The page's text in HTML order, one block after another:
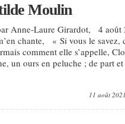
Moulin
Anne-Laure Girardot, 4 août
chante, « Si vous le savez,
comment elle s’appelle,
un ours en peluche ; de part
11 août 2021